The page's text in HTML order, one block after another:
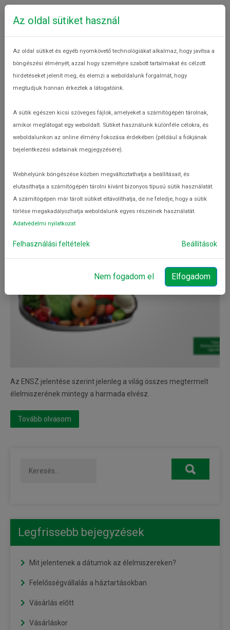
Tag: kidobott élelmiszer
Hol termelődik a felesleg?
Élelmiszerpazarlásról
Az ENSZ jelentése szerint jelenleg a világ összes megtermelt
élelmiszerének mintegy a harmada elvész.
Tovább olvasom
Legfrissebb bejegyzések
Mit jelentenek a dátumok az élelmiszereken?
Felelősségvállalás a háztartásokban
Vásárlás előtt
Vásárláskor
Az oldal sütiket használ
Az oldal sütiket és egyéb nyomkövető technológiákat alkalmaz, hogy javítsa a
böngészési élményét, azzal hogy személyre szabott tartalmakat és célzott
hirdetéseket jelenít meg, és elemzi a weboldalunk forgalmát, hogy
megtudjuk honnan érkeztek a látogatóink.
A sütik egészen kicsi szöveges fájlok, amelyeket a számítógépén tárolnak,
amikor meglátogat egy weboldalt. Sütiket használunk különféle célokra, és
weboldalunkon az online élmény fokozása érdekében (például a fiókjának
bejelentkezési adatainak megjegyzésére).
Webhelyünk böngészése közben megváltoztathatja a beállításait, és
elutasíthatja a számítógépén tárolni kívánt bizonyos típusú sütik használatát.
A számítógépen már tárolt sütiket eltávolíthatja, de ne feledje, hogy a sütik
törlése megakadályozhatja weboldalunk egyes részeinek használatát.
Adatvédelmi nyilatkozat
Felhasználási feltételek Beállítások
Nem fogadom el Elfogadom